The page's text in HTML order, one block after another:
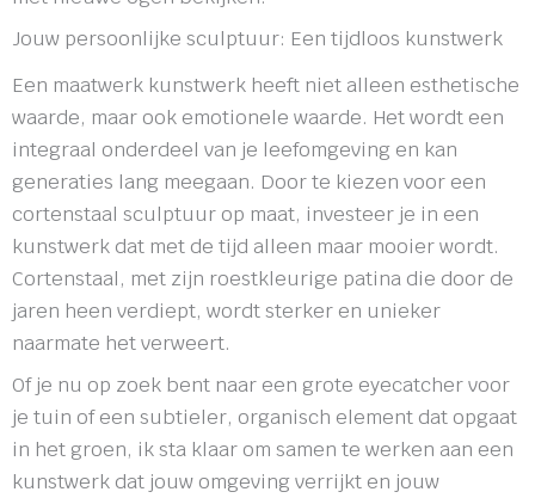
Jouw persoonlijke sculptuur: Een tijdloos kunstwerk
Een maatwerk kunstwerk heeft niet alleen esthetische
waarde, maar ook emotionele waarde. Het wordt een
integraal onderdeel van je leefomgeving en kan
generaties lang meegaan. Door te kiezen voor een
cortenstaal sculptuur op maat, investeer je in een
kunstwerk dat met de tijd alleen maar mooier wordt.
Cortenstaal, met zijn roestkleurige patina die door de
jaren heen verdiept, wordt sterker en unieker
naarmate het verweert.
Of je nu op zoek bent naar een grote eyecatcher voor
je tuin of een subtieler, organisch element dat opgaat
in het groen, ik sta klaar om samen te werken aan een
kunstwerk dat jouw omgeving verrijkt en jouw